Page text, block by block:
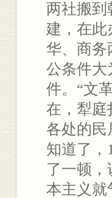
两社搬到
建，在此
华、商务
公条件大
件。“文
在，犁庭
各处的民
知道了，
了一顿
本主义就